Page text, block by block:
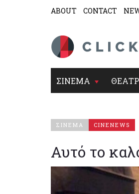
ABOUT CONTACT
ΣΙΝΕΜΑ
ΣΙΝΕΜΑ CINENEWS
Αυτό το